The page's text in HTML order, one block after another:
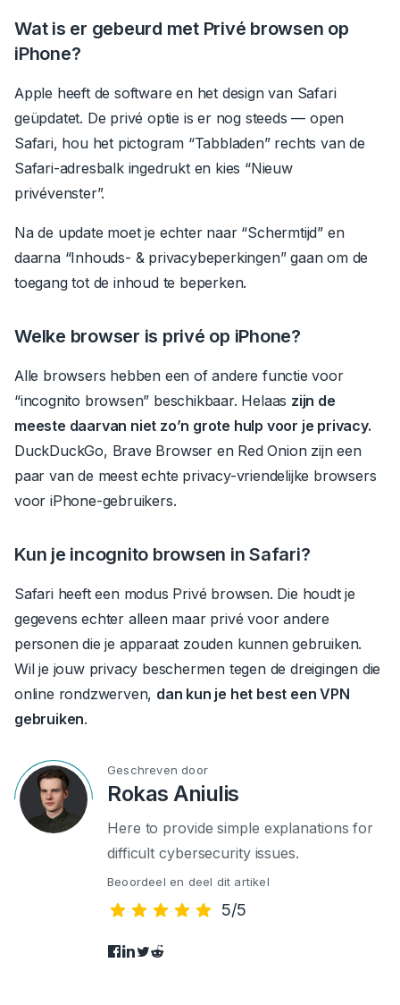
Wat is er gebeurd met Privé browsen op
iPhone?
Apple heeft de software en het design van Safari
geüpdatet. De privé optie is er nog steeds —open
Safari, hou het pictogram “Tabbladen” rechts van de
Safari-adresbalk ingedrukt en kies “Nieuw
privévenster”.
Na de update moet je echter naar “Schermtijd” en
daarna “Inhouds- & privacybeperkingen” gaan om de
toegang tot de inhoud te beperken.
Welke browser is privé op iPhone?
Alle browsers hebben een of andere functie voor
“incognito browsen” beschikbaar. Helaas zijn de
meeste daarvan niet zo’n grote hulp voor je privacy.
DuckDuckGo, Brave Browser en Red Onion zijn een
paar van de meest echte privacy-vriendelijke browsers
voor iPhone-gebruikers.
Kun je incognito browsen in Safari?
Safari heeft een modus Privé browsen. Die houdt je
gegevens echter alleen maar privé voor andere
personen die je apparaat zouden kunnen gebruiken.
Wil je jouw privacy beschermen tegen de dreigingen die
online rondzwerven, dan kun je het best een VPN
gebruiken.
Geschreven door
Rokas Aniulis
Here to provide simple explanations for
difficult cybersecurity issues.
Beoordeel en deel dit artikel
5/5